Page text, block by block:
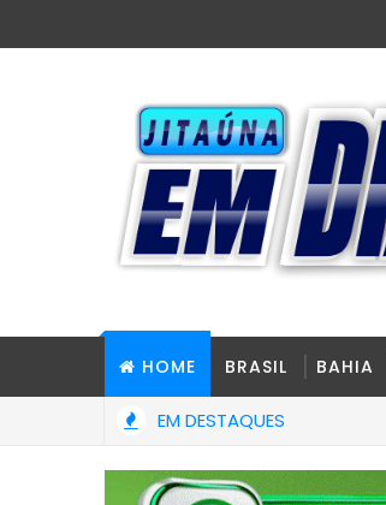
HOME BRASIL BAHIA
EM DESTAQUES